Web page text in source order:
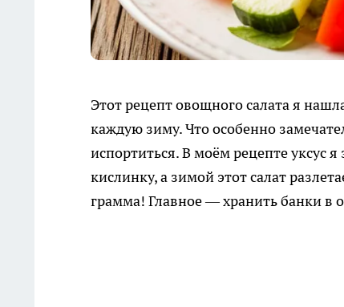
Этот рецепт овощного салата я
каждую зиму. Что особенно
испортиться. В моём рецепте уксус
кислинку, а зимой этот салат
грамма! Главное — хранить банки в